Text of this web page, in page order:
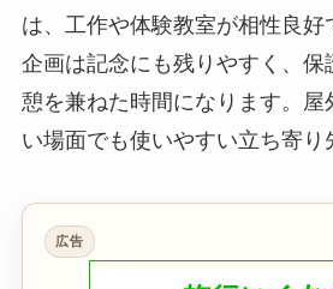
は、工作や体験教室が相性良好
企画は記念にも残りやすく、保
憩を兼ねた時間になります。屋
い場面でも使いやすい立ち寄り
広告